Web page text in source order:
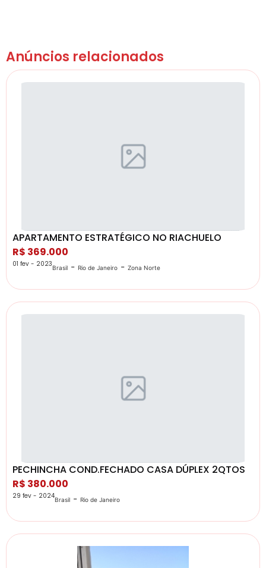
Anúncios relacionados
APARTAMENTO ESTRATÉGICO NO RIACHUELO
R$ 369.000
01 fev - 2023Brasil - Rio de Janeiro - Zona Norte
PECHINCHA COND.FECHADO CASA DÚPLEX 2QTOS
R$ 380.000
29 fev - 2024Brasil - Rio de Janeiro